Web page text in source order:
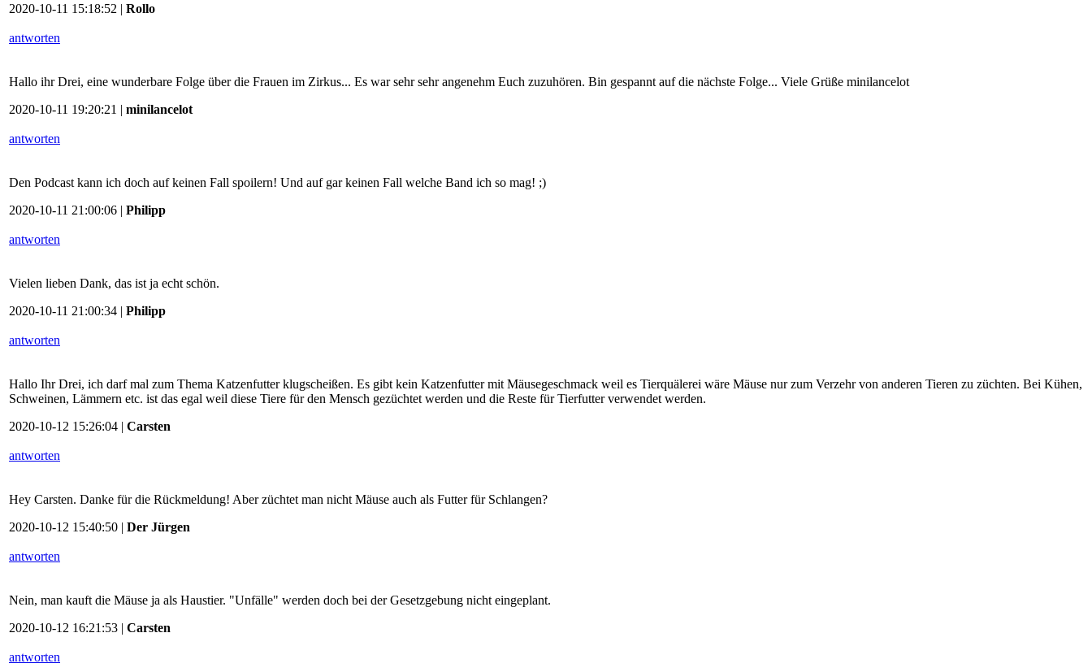
2020-10-11 15:18:52 | Rollo
antworten
Hallo ihr Drei, eine wunderbare Folge über die Frauen im Zirkus... Es war sehr sehr angenehm Euch zuzuhören. Bin gespannt auf die nächste Folge... Viele Grüße minilancelot
2020-10-11 19:20:21 | minilancelot
antworten
Den Podcast kann ich doch auf keinen Fall spoilern! Und auf gar keinen Fall welche Band ich so mag! ;)
2020-10-11 21:00:06 | Philipp
antworten
Vielen lieben Dank, das ist ja echt schön.
2020-10-11 21:00:34 | Philipp
antworten
Hallo Ihr Drei, ich darf mal zum Thema Katzenfutter klugscheißen. Es gibt kein Katzenfutter mit Mäusegeschmack weil es Tierquälerei wäre Mäuse nur zum Verzehr von anderen Tieren zu züchten. Bei Kühen,
Schweinen, Lämmern etc. ist das egal weil diese Tiere für den Mensch gezüchtet werden und die Reste für Tierfutter verwendet werden.
2020-10-12 15:26:04 | Carsten
antworten
Hey Carsten. Danke für die Rückmeldung! Aber züchtet man nicht Mäuse auch als Futter für Schlangen?
2020-10-12 15:40:50 | Der Jürgen
antworten
Nein, man kauft die Mäuse ja als Haustier. "Unfälle" werden doch bei der Gesetzgebung nicht eingeplant.
2020-10-12 16:21:53 | Carsten
antworten